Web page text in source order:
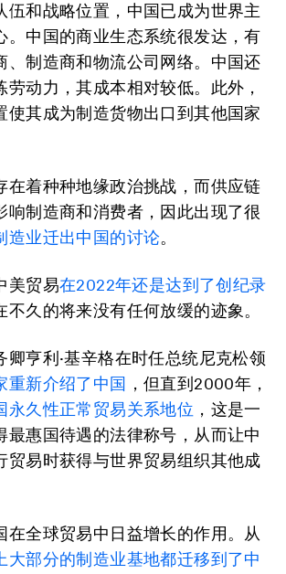
伍和战略位置，中国已成为世界主
。中国的商业生态系统很发达，有
、制造商和物流公司网络。中国还
劳动力，其成本相对较低。此外，
使其成为制造货物出口到其他国家
在着种种地缘政治挑战，而供应链
响制造商和消费者，因此出现了很
造业迁出中国的讨论。
美贸易在2022年还是达到了创纪录
不久的将来没有任何放缓的迹象。
卿亨利·基辛格在时任总统尼克松领
重新介绍了中国 ，但直到2000年，
永久性正常贸易关系地位 ，这是一
最惠国待遇的法律称号，从而让中
贸易时获得与世界贸易组织其他成
在全球贸易中日益增长的作用。从
大部分的制造业基地都迁移到了中